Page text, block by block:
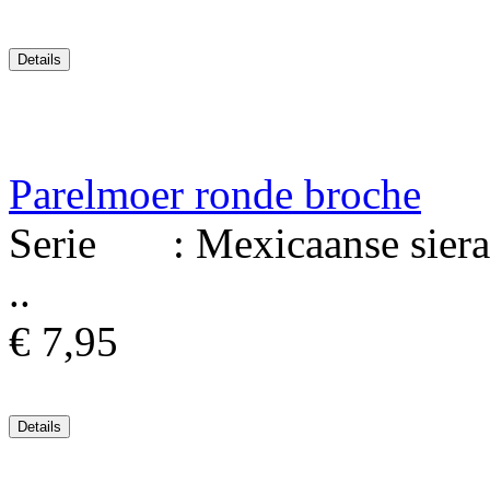
Parelmoer ronde broche
Serie : Mexicaanse
..
€ 7,95